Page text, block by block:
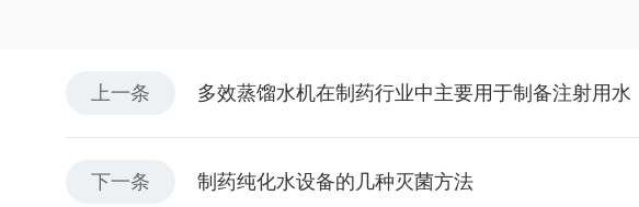
上一条 多效蒸馏水机在制药行业中主要用于制备注射用水
下一条 制药纯化水设备的几种灭菌方法